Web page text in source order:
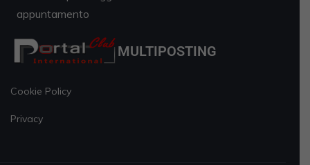
appuntamento
MULTIPOSTING
Cookie Policy
Privacy